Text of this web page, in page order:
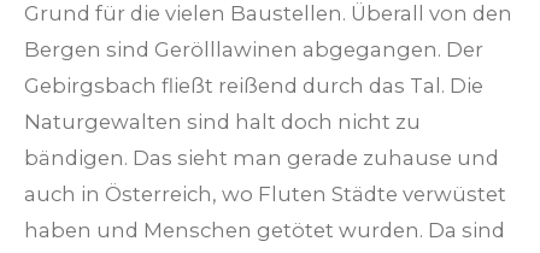
Grund für die vielen Baustellen. Überall von den
Bergen sind Gerölllawinen abgegangen. Der
Gebirgsbach fließt reißend durch das Tal. Die
Naturgewalten sind halt doch nicht zu
bändigen. Das sieht man gerade zuhause und
auch in Österreich, wo Fluten Städte verwüstet
haben und Menschen getötet wurden. Da sind